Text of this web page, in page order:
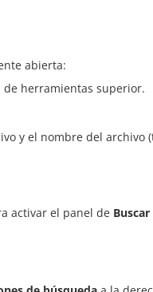
abierta:
herramientas superior.
y el nombre del archivo
activar el panel de